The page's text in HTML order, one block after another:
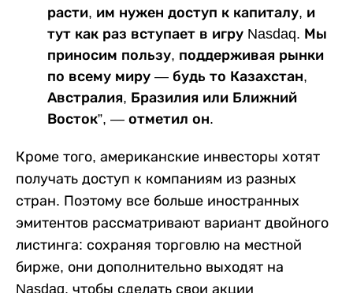
расти, им нужен доступ к капиталу, и
тут как раз вступает в игру Nasdaq. Мы
приносим пользу, поддерживая рынки
по всему миру — будь то Казахстан,
Австралия, Бразилия или Ближний
Восток”, — отметил он.
Кроме того, американские инвесторы хотят
получать доступ к компаниям из разных
стран. Поэтому все больше иностранных
эмитентов рассматривают вариант двойного
листинга: сохраняя торговлю на местной
бирже, они дополнительно выходят на
Nasdaq, чтобы сделать свои акции